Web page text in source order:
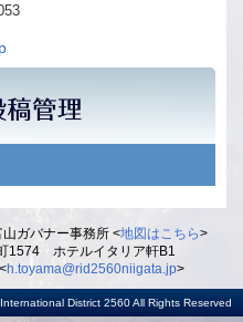
ガバナー事務所 <地図はこちら>
1574 ホテルイタリア軒B1
h.toyama@rid2560niigata.jp>
District 2560 All Rights Reserved